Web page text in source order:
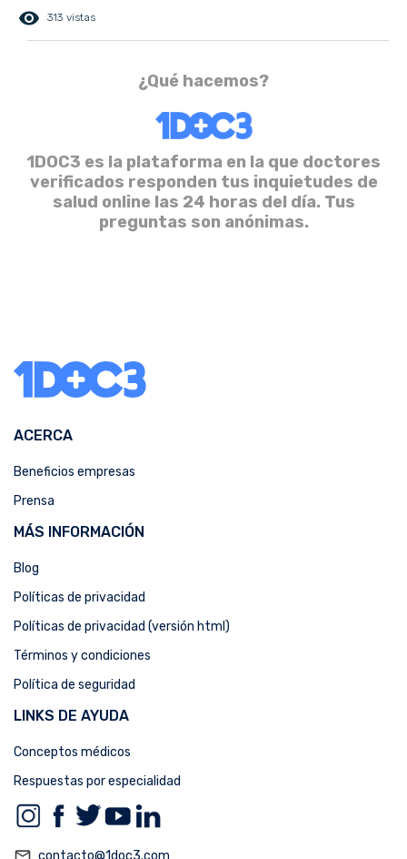
remove_red_eye 313 vistas
¿Qué hacemos?
1DOC3 es la plataforma en la que doctores
verificados responden tus inquietudes de
salud online las 24 horas del día. Tus
preguntas son anónimas.
ACERCA
Beneficios empresas
Prensa
MÁS INFORMACIÓN
Blog
Políticas de privacidad
Políticas de privacidad (versión html)
Términos y condiciones
Política de seguridad
LINKS DE AYUDA
Conceptos médicos
Respuestas por especialidad
contacto@1doc3.com